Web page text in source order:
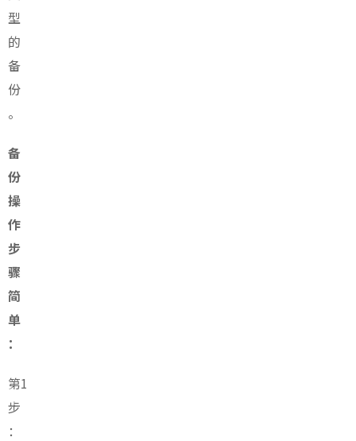
型
的
备
份
。
备
份
操
作
步
骤
简
单
：
第1
步
：